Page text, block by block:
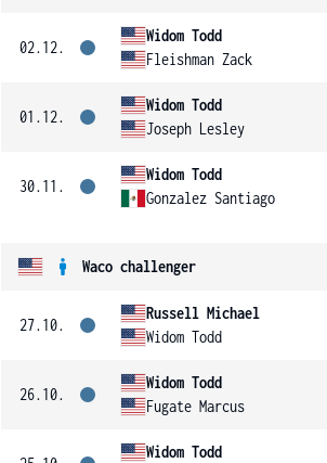
02.12.
Widom Todd
Fleishman Zack
01.12.
Widom Todd
Joseph Lesley
30.11.
Widom Todd
Gonzalez Santiago
Waco challenger
27.10.
Russell Michael
Widom Todd
26.10.
Widom Todd
Fugate Marcus
Widom Todd